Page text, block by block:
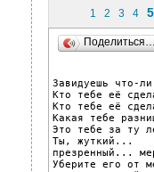
1 2 3 4 5
Завидуешь что-
Кто тебе её
Кто тебе её
Какая тебе
Это тебе за ту
Ты, жуткий...
презренный...
Уберите его от